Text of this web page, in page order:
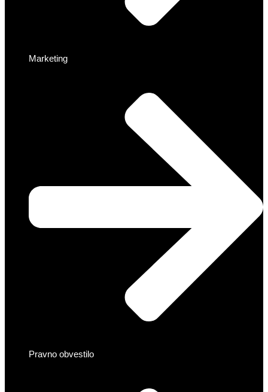
Marketing
Pravno obvestilo